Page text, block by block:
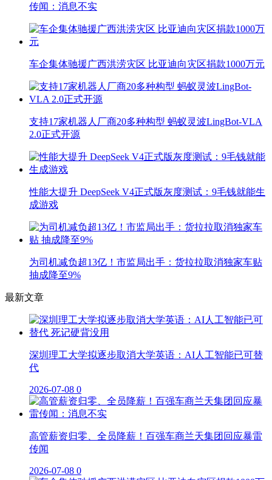
传闻：消息不实
车企集体驰援广西洪涝灾区 比亚迪向灾区捐款1000万元
支持17家机器人厂商20多种构型 蚂蚁灵波LingBot-VLA
2.0正式开源
性能大提升 DeepSeek V4正式版灰度测试：9毛钱就能生
成游戏
为司机减负超13亿！市监局出手：货拉拉取消独家车贴
抽成降至9%
最新文章
深圳理工大学拟逐步取消大学英语：AI人工智能已可替
代
2026-07-08 0
高管薪资归零、全员降薪！百强车商兰天集团回应暴雷
传闻
2026-07-08 0